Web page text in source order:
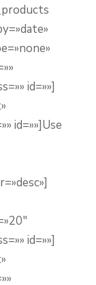
id=»»]
id=»»]Use
id=»»]